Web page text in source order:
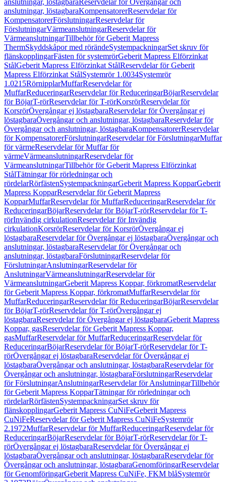
anslutningar, löstagbaraReservdelar för Övergångar och
anslutningar, löstagbaraKompensatorerReservdelar för
KompensatorerFörslutningarReservdelar för
FörslutningarVärmeanslutningarReservdelar för
VärmeanslutningarTillbehör för Geberit Mapress
ThermSkyddskåpor med rörändeSystempackningarSet skruv för
flänskopplingarFästen för systemrörGeberit Mapress Elförzinkat
StålGeberit Mapress Elförzinkat StålReservdelar för Geberit
Mapress Elförzinkat StålSystemrör 1.0034Systemrör
1.0215RörnipplarMuffarReservdelar för
MuffarReduceringarReservdelar för ReduceringarBöjarReservdelar
för BöjarT-rörReservdelar för T-rörKorsrörReservdelar för
KorsrörÖvergångar ej löstagbaraReservdelar för Övergångar ej
löstagbaraÖvergångar och anslutningar, löstagbaraReservdelar för
Övergångar och anslutningar, löstagbaraKompensatorerReservdelar
för KompensatorerFörslutningarReservdelar för FörslutningarMuffar
för värmeReservdelar för Muffar för
värmeVärmeanslutningarReservdelar för
VärmeanslutningarTillbehör för Geberit Mapress Elförzinkat
StålTätningar för rörledningar och
rördelarRörfästenSystempackningarGeberit Mapress KopparGeberit
Mapress KopparReservdelar för Geberit Mapress
KopparMuffarReservdelar för MuffarReduceringarReservdelar för
ReduceringarBöjarReservdelar för BöjarT-rörReservdelar för T-
rörInvändig cirkulationReservdelar för Invändig
cirkulationKorsrörReservdelar för KorsrörÖvergångar ej
löstagbaraReservdelar för Övergångar ej löstagbaraÖvergångar och
anslutningar, löstagbaraReservdelar för Övergångar och
anslutningar, löstagbaraFörslutningarReservdelar för
FörslutningarAnslutningarReservdelar för
AnslutningarVärmeanslutningarReservdelar för
VärmeanslutningarGeberit Mapress Koppar, förkromatReservdelar
för Geberit Mapress Koppar, förkromatMuffarReservdelar för
MuffarReduceringarReservdelar för ReduceringarBöjarReservdelar
för BöjarT-rörReservdelar för T-rörÖvergångar ej
löstagbaraReservdelar för Övergångar ej löstagbaraGeberit Mapress
Koppar, gasReservdelar för Geberit Mapress Koppar,
gasMuffarReservdelar för MuffarReduceringarReservdelar för
ReduceringarBöjarReservdelar för BöjarT-rörReservdelar för T-
rörÖvergångar ej löstagbaraReservdelar för Övergångar ej
löstagbaraÖvergångar och anslutningar, löstagbaraReservdelar för
Övergångar och anslutningar, löstagbaraFörslutningarReservdelar
för FörslutningarAnslutningarReservdelar för AnslutningarTillbehör
för Geberit Mapress KopparTätningar för rörledningar och
rördelarRörfästenSystempackningarSet skruv för
flänskopplingarGeberit Mapress CuNiFeGeberit Mapress
CuNiFeReservdelar för Geberit Mapress CuNiFeSystemrör
2.1972MuffarReservdelar för MuffarReduceringarReservdelar för
ReduceringarBöjarReservdelar för BöjarT-rörReservdelar för T-
rörÖvergångar ej löstagbaraReservdelar för Övergångar ej
löstagbaraÖvergångar och anslutningar, löstagbaraReservdelar för
Övergångar och anslutningar, löstagbaraGenomföringarReservdelar
för GenomföringarGeberit Mapress CuNiFe, FKM blåSystemrör